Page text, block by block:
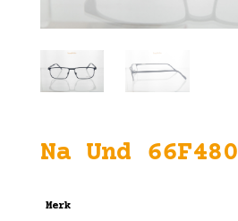
Na Und 66F480
Merk